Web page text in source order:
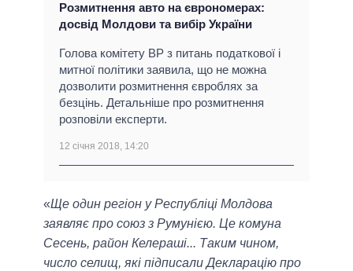
Розмитнення авто на єврономерах:
досвід Молдови та вибір України
Голова комітету ВР з питань податкової і
митної політики заявила, що не можна
дозволити розмитнення євроблях за
безцінь. Детальніше про розмитнення
розповіли експерти.
12 січня 2018, 14:20
«Ще один регіон у Республіці Молдова
заявляє про союз з Румунією. Це комуна
Сесень, район Келераші... Таким чином,
число селищ, які підписали Декларацію про